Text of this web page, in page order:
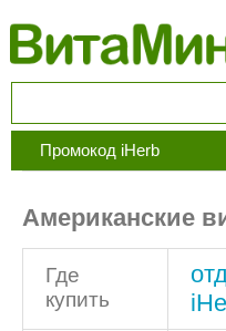
Промокод iHerb
Американские
Где
купить